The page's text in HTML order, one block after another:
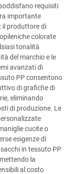
requisiti
importante
il produttore di
colorate
tonalità
del marchio e le
avanzati di
PP consentono
di grafiche di
eliminando
di produzione. Le
cucite o
esigenze di
in tessuto PP
la
al costo